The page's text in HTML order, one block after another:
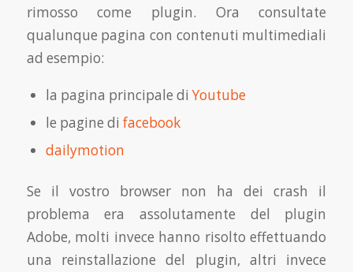
rimosso come plugin. Ora consultate
qualunque pagina con contenuti multimediali
ad esempio:
la pagina principale diYoutube
le pagine di facebook
dailymotion
Se il vostro browser non ha dei crash il
problema era assolutamente del plugin
Adobe, molti invece hanno risolto effettuando
una reinstallazione del plugin, altri invece